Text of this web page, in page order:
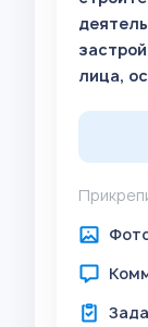
лица,